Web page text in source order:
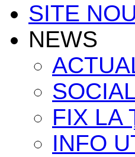
SITE
NEWS
FIX LA
INFO